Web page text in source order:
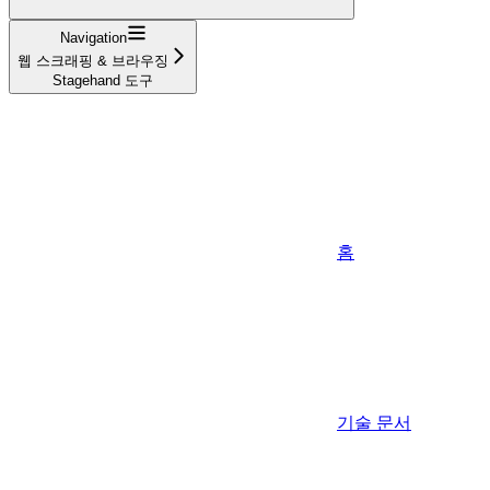
Navigation
웹 스크래핑 & 브라우징
Stagehand 도구
홈
기술 문서